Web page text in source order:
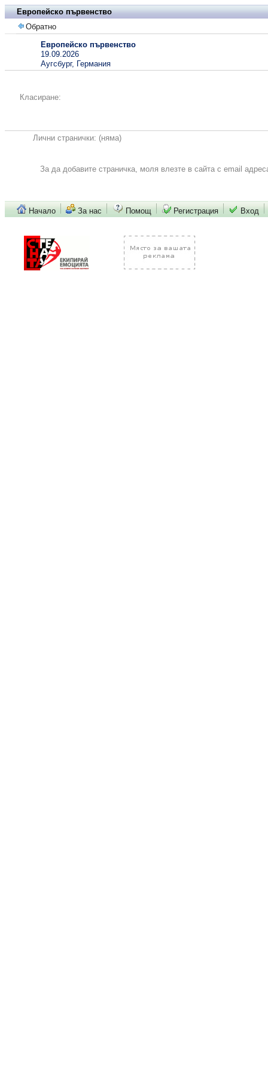
Европейско първенство
Обратно
Европейско първенство
19.09.2026
Аугсбург, Германия
Класиране:
Лични странички: (няма)
За да добавите страничка, моля влезте в сайта с email
Начало За нас Помощ Регистрация Вход